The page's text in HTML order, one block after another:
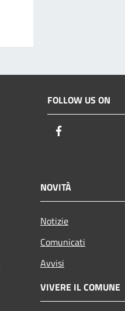
FOLLOW US ON
NOVITÀ
Notizie
Comunicati
Avvisi
VIVERE IL COMUNE